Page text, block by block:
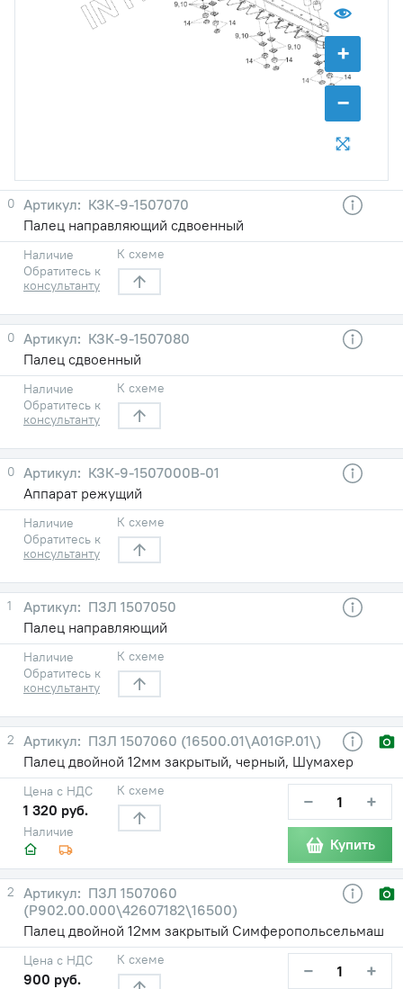
+
−
0
КЗК-9-1507070
Палец направляющий сдвоенный
Наличие
Обратитесь к
консультанту
К схеме
0
КЗК-9-1507080
Палец сдвоенный
Наличие
Обратитесь к
консультанту
К схеме
0
КЗК-9-1507000В-01
Аппарат режущий
Наличие
Обратитесь к
консультанту
К схеме
1
ПЗЛ 1507050
Палец направляющий
Наличие
Обратитесь к
консультанту
К схеме
2
ПЗЛ 1507060 (16500.01\A01GP.01\)
Палец двойной 12мм закрытый, черный, Шумахер
Наличие
Цена с НДС
1 320 руб.
К схеме − +
Купить
2
ПЗЛ 1507060
(Р902.00.000\42607182\16500)
Палец двойной 12мм закрытый Симферопольсельмаш
Цена с НДС
900 руб.
К схеме − +